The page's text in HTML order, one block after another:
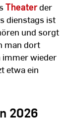
Theaterder
dienstags ist
und sorgt
man dort
immer wieder
etwa ein
2026